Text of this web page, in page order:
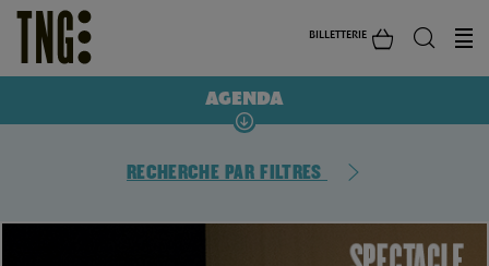
BILLETTERIE
AGENDA
RECHERCHE PAR FILTRES